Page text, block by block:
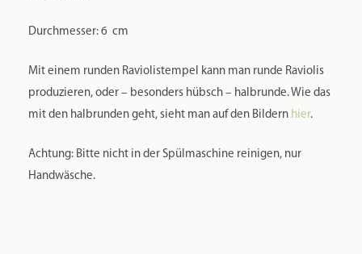
Durchmesser: 6 cm
Mit einem runden Raviolistempel kann man runde Raviolis
produzieren, oder – besonders hübsch – halbrunde. Wie das
mit den halbrunden geht, sieht man auf den Bildern hier.
Achtung: Bitte nicht in der Spülmaschine reinigen, nur
Handwäsche.